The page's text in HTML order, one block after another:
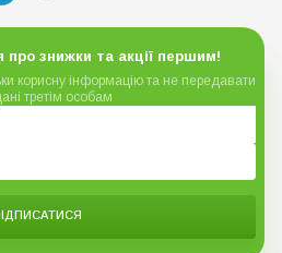
знижки та акції першим!
корисну інформацію та не передавати
третім особам